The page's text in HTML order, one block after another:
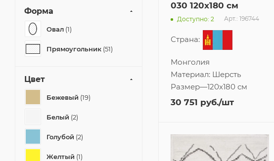
030 120x180 см
Доступно: 2 Арт.: 196744
Страна:
Монголия
Материал: Шерсть
Размер—120x180 см
30 751 руб./шт
Форма
Овал (1)
Прямоугольник (51)
Цвет
Бежевый (19)
Белый (2)
Голубой (2)
Желтый (1)